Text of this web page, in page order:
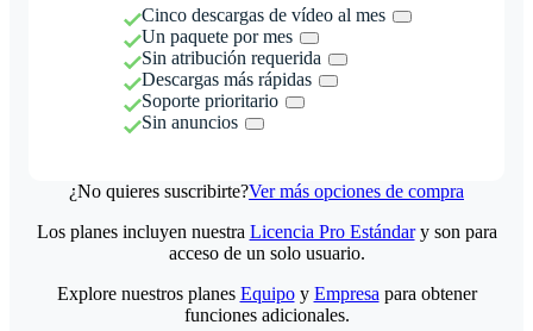
Cinco descargas de vídeo al mes
Un paquete por mes
Sin atribución requerida
Descargas más rápidas
Soporte prioritario
Sin anuncios
¿No quieres suscribirte?Ver más opciones de compra
Los planes incluyen nuestra Licencia Pro Estándary son para
acceso de un solo usuario.
Explore nuestros planes Equipoy Empresa para obtener
funciones adicionales.